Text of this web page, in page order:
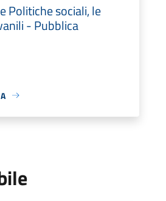
Politiche sociali, le
- Pubblica